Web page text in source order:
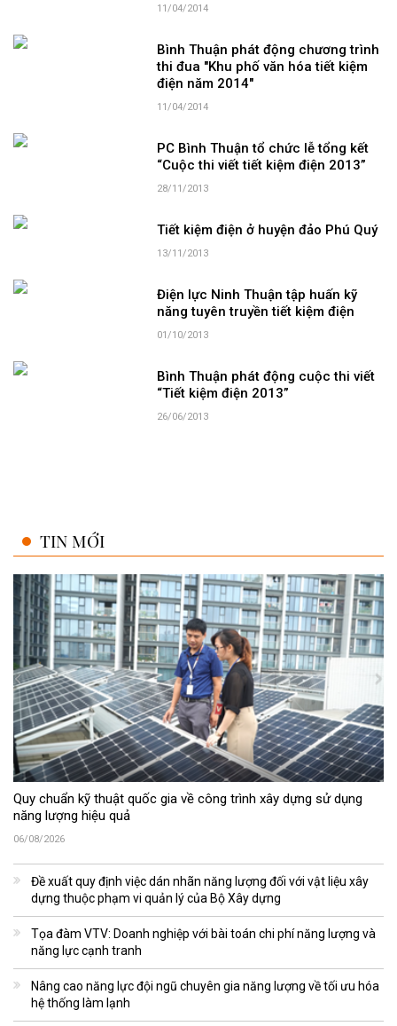
11/04/2014
Bình Thuận phát động chương trình
thi đua "Khu phố văn hóa tiết kiệm
điện năm 2014"
11/04/2014
PC Bình Thuận tổ chức lễ tổng kết
“Cuộc thi viết tiết kiệm điện 2013”
28/11/2013
Tiết kiệm điện ở huyện đảo Phú Quý
13/11/2013
Điện lực Ninh Thuận tập huấn kỹ
năng tuyên truyền tiết kiệm điện
01/10/2013
Bình Thuận phát động cuộc thi viết
“Tiết kiệm điện 2013”
26/06/2013
TIN MỚI
Quy chuẩn kỹ thuật quốc gia về công trình xây dựng sử dụng
năng lượng hiệu quả
06/08/2026
Đề xuất quy định việc dán nhãn năng lượng đối với vật liệu xây
dựng thuộc phạm vi quản lý của Bộ Xây dựng
Tọa đàm VTV: Doanh nghiệp với bài toán chi phí năng lượng và
năng lực cạnh tranh
Nâng cao năng lực đội ngũ chuyên gia năng lượng về tối ưu hóa
hệ thống làm lạnh